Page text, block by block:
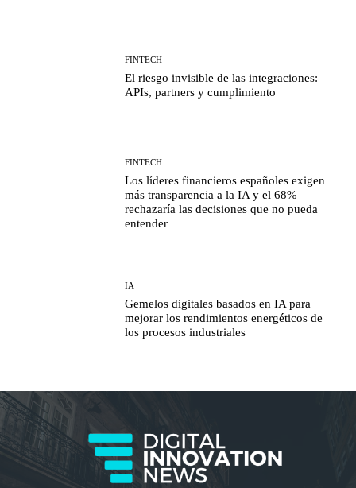
FINTECH
El riesgo invisible de las integraciones:
APIs, partners y cumplimiento
FINTECH
Los líderes financieros españoles exigen
más transparencia a la IA y el 68%
rechazaría las decisiones que no pueda
entender
IA
Gemelos digitales basados en IA para
mejorar los rendimientos energéticos de
los procesos industriales